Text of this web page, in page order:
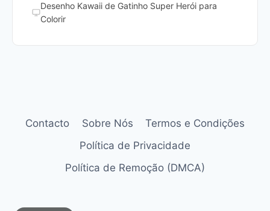
Desenho Kawaii de Gatinho Super Herói para
Colorir
Contacto Sobre Nós
Termos e Condições
Política de Privacidade
Política de Remoção (DMCA)